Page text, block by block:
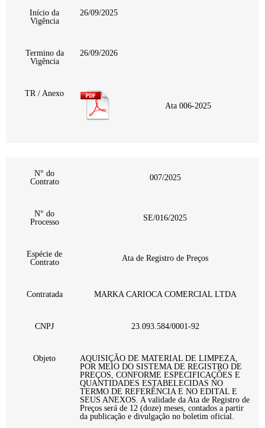
Início da
Vigência
26/09/2025
Termino da
Vigência
26/09/2026
TR / Anexo
Ata 006-2025
N° do
Contrato
007/2025
N° do
Processo
SE/016/2025
Espécie de
Contrato
Ata de Registro de Preços
Contratada MARKA CARIOCA COMERCIAL LTDA
CNPJ 23.093.584/0001-92
Objeto
AQUISIÇÃO DE MATERIAL DE LIMPEZA,
POR MEIO DO SISTEMA DE REGISTRO DE
PREÇOS, CONFORME ESPECIFICAÇÕES E
QUANTIDADES ESTABELECIDAS NO
TERMO DE REFERÊNCIA E NO EDITAL E
SEUS ANEXOS. A validade da Ata de Registro de
Preços será de 12 (doze) meses, contados a partir
da publicação e divulgação no boletim oficial.